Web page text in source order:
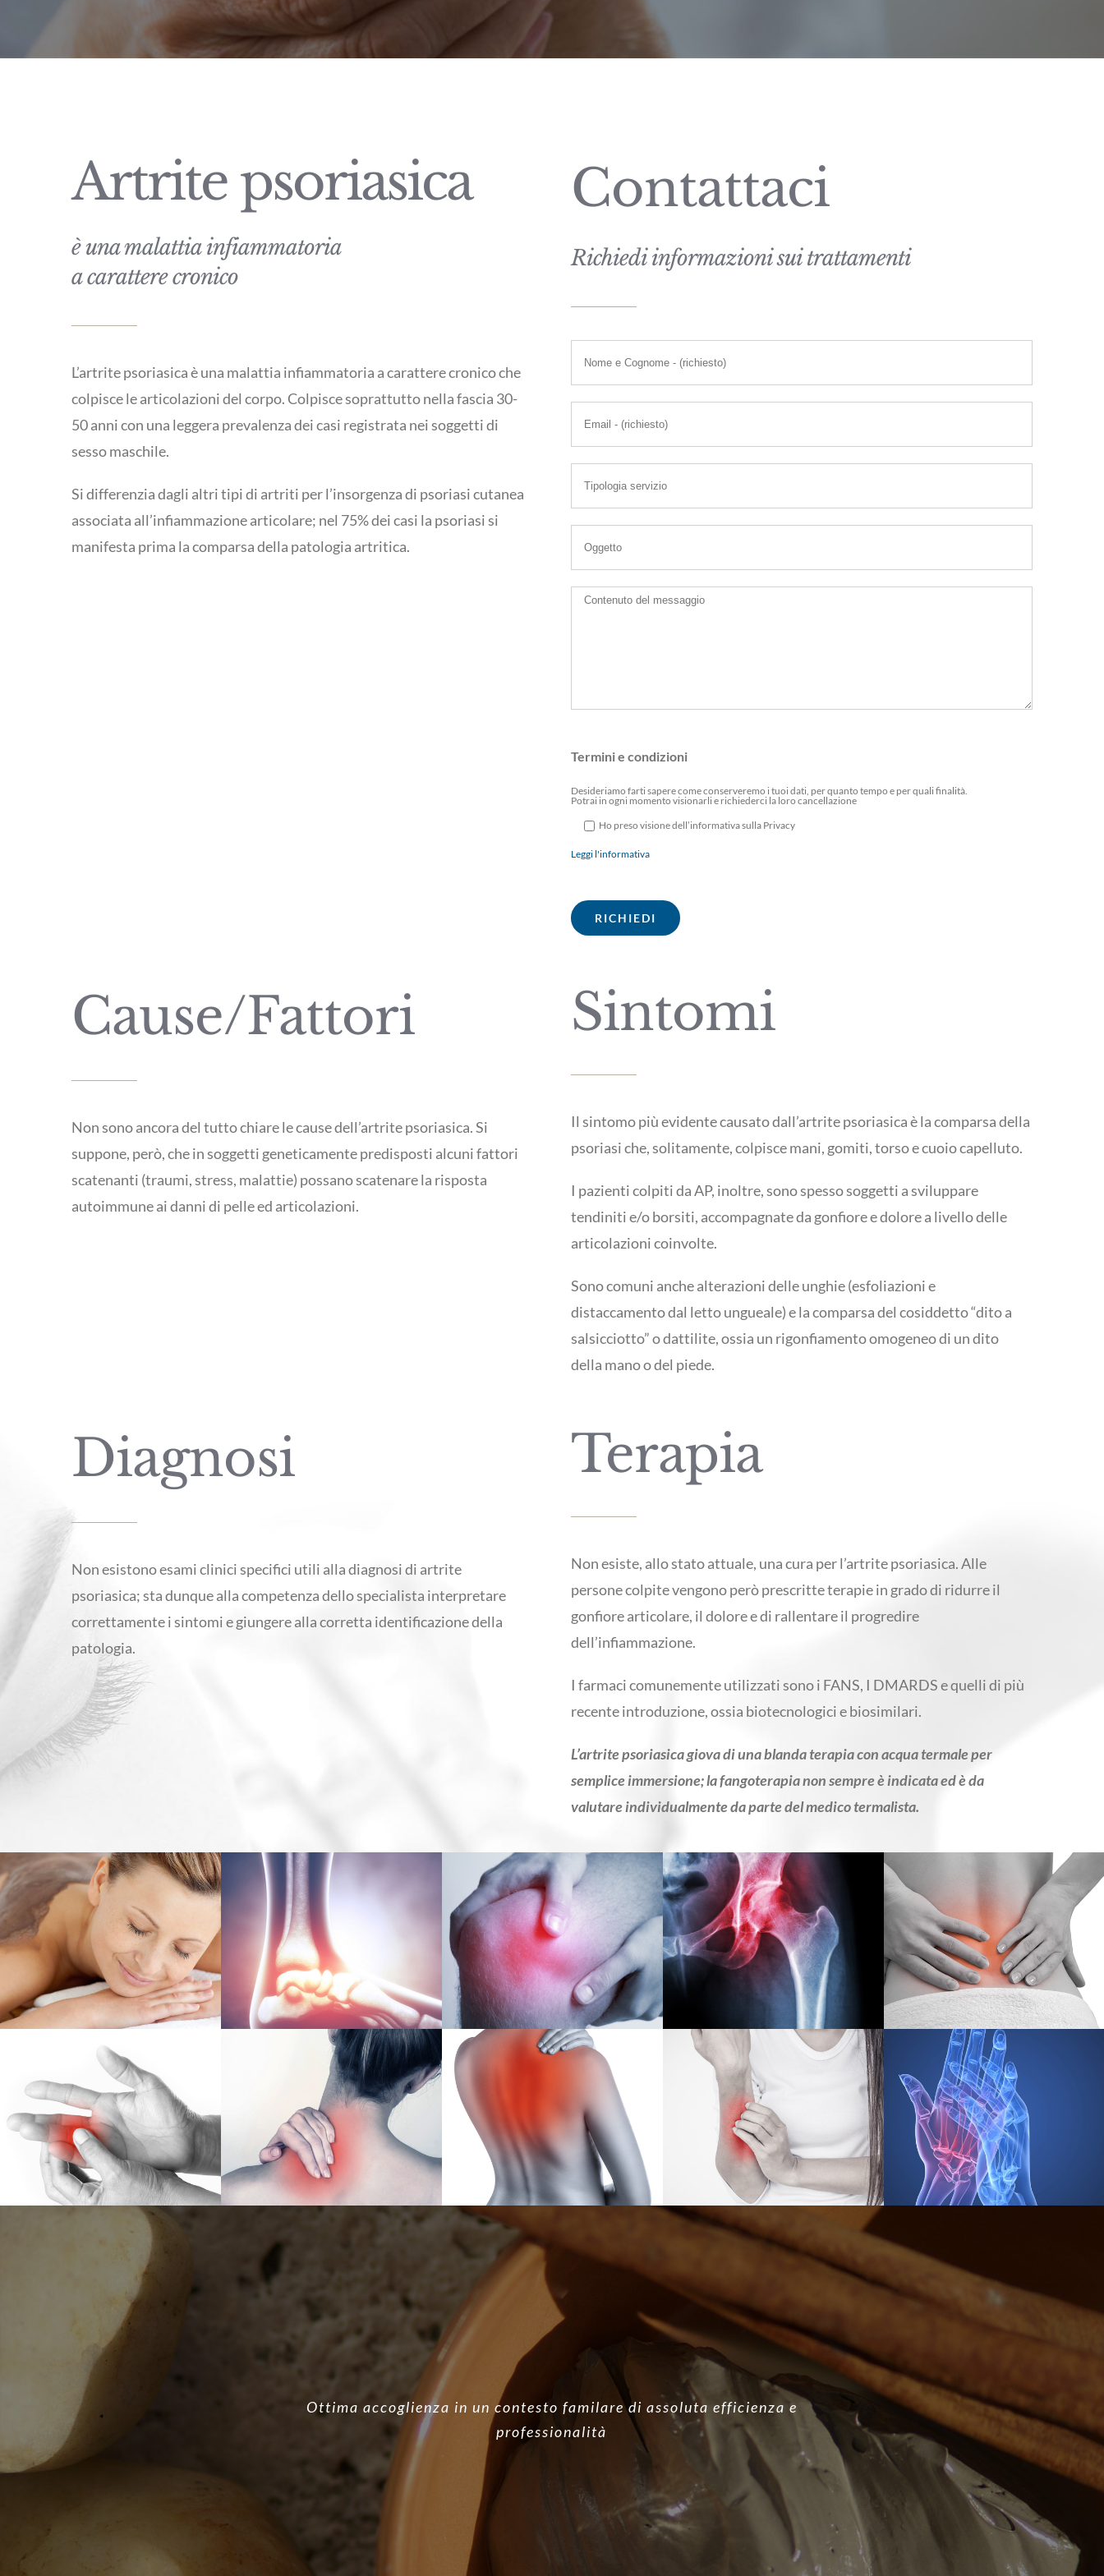
Artrite psoriasica
è una malattia infiammatoria
a carattere cronico
L’artrite psoriasica è una malattia infiammatoria a carattere cronico che
colpisce le articolazioni del corpo. Colpisce soprattutto nella fascia 30-
50 anni con una leggera prevalenza dei casi registrata nei soggetti di
sesso maschile.
Si differenzia dagli altri tipi di artriti per l’insorgenza di psoriasi cutanea
associata all’infiammazione articolare; nel 75% dei casi la psoriasi si
manifesta prima la comparsa della patologia artritica.
Contattaci
Richiedi informazioni sui trattamenti
Termini e condizioni
Desideriamo farti sapere come conserveremo i tuoi dati, per quanto tempo e per quali finalità.
Potrai in ogni momento visionarli e richiederci la loro cancellazione
Ho preso visione dell’informativa sulla Privacy
Leggi l'informativa
Cause/Fattori
Non sono ancora del tutto chiare le cause dell’artrite psoriasica. Si
suppone, però, che in soggetti geneticamente predisposti alcuni fattori
scatenanti (traumi, stress, malattie) possano scatenare la risposta
autoimmune ai danni di pelle ed articolazioni.
Sintomi
Il sintomo più evidente causato dall’artrite psoriasica è la comparsa della
psoriasi che, solitamente, colpisce mani, gomiti, torso e cuoio capelluto.
I pazienti colpiti da AP, inoltre, sono spesso soggetti a sviluppare
tendiniti e/o borsiti, accompagnate da gonfiore e dolore a livello delle
articolazioni coinvolte.
Sono comuni anche alterazioni delle unghie (esfoliazioni e
distaccamento dal letto ungueale) e la comparsa del cosiddetto “dito a
salsicciotto” o dattilite, ossia un rigonfiamento omogeneo di un dito
della mano o del piede.
Diagnosi
Non esistono esami clinici specifici utili alla diagnosi di artrite
psoriasica; sta dunque alla competenza dello specialista interpretare
correttamente i sintomi e giungere alla corretta identificazione della
patologia.
Terapia
Non esiste, allo stato attuale, una cura per l’artrite psoriasica. Alle
persone colpite vengono però prescritte terapie in grado di ridurre il
gonfiore articolare, il dolore e di rallentare il progredire
dell’infiammazione.
I farmaci comunemente utilizzati sono i FANS, I DMARDS e quelli di più
recente introduzione, ossia biotecnologici e biosimilari.
L’artrite psoriasica giova di una blanda terapia con acqua termale per
semplice immersione; la fangoterapia non sempre è indicata ed è da
valutare individualmente da parte del medico termalista.
Ottima accoglienza in un contesto familare di assoluta efficienza e
professionalità